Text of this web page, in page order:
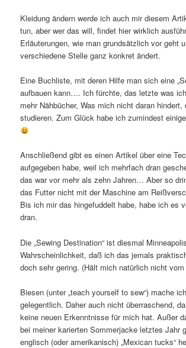
Kleidung ändern werde ich auch mir diesem
tun, aber wer das will, findet hier wirklich
Erläuterungen, wie man grundsätzlich vor geht
verschiedene Stelle ganz konkret ändert.
Eine Buchliste, mit deren Hilfe man sich eine
aufbauen kann…. Ich fürchte, das letzte was
mehr Nähbücher, Was mich nicht daran
studieren. Zum Glück habe ich zumindest
Anschließend gibt es einen Artikel über eine
aufgegeben habe, weil ich mehrfach dran
das war vor mehr als zehn Jahren… Aber so
das Futter nicht mit der Maschine am
Bis ich mir das hingefuddelt habe, habe ich es
dran.
Die „Sewing Destination“ ist diesmal
Wahrscheinlichkeit, daß ich das jemals
doch sehr gering. (Hält mich natürlich nicht
Biesen (unter „teach yourself to sew“) mache
gelegentlich. Daher auch nicht überraschend,
keine neuen Erkenntnisse für mich hat. Außer
bei meiner karierten Sommerjacke letztes Jahr
englisch (oder amerikanisch) „Mexican tucks“